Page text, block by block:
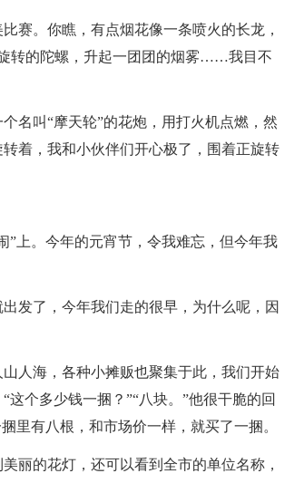
赛。你瞧，有点烟花像一条喷火的长龙，
转的陀螺，升起一团团的烟雾……我目不
名叫“摩天轮”的花炮，用打火机点燃，然
着，我和小伙伴们开心极了，围着正旋转
”上。今年的元宵节，令我难忘，但今年我
发了，今年我们走的很早，为什么呢，因
人海，各种小摊贩也聚集于此，我们开始
个多少钱一捆？”“八块。”他很干脆的回
里有八根，和市场价一样，就买了一捆。
丽的花灯，还可以看到全市的单位名称，